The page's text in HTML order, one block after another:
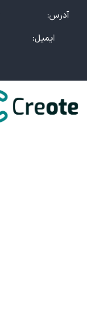
آدرس:
ایمیل: